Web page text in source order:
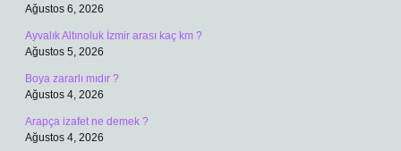
Ağustos 6, 2026
Ayvalık Altınoluk İzmir arası kaç km ?
Ağustos 5, 2026
Boya zararlı mıdır ?
Ağustos 4, 2026
Arapça izafet ne demek ?
Ağustos 4, 2026